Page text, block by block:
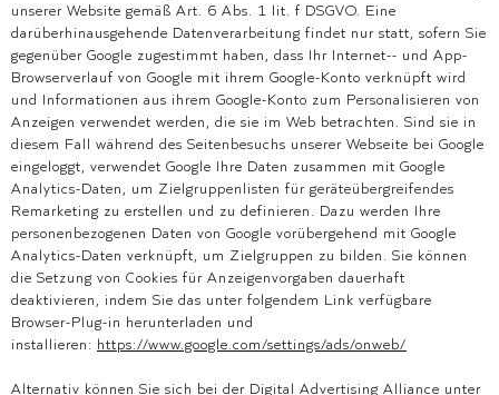
unserer Website gemäß Art. 6 Abs. 1 lit. f DSGVO. Eine
darüberhinausgehende Datenverarbeitung findet nur statt, sofern Sie
gegenüber Google zugestimmt haben, dass Ihr Internet-- und App-
Browserverlauf von Google mit ihrem Google-Konto verknüpft wird
und Informationen aus ihrem Google-Konto zum Personalisieren von
Anzeigen verwendet werden, die sie im Web betrachten. Sind sie in
diesem Fall während des Seitenbesuchs unserer Webseite bei Google
eingeloggt, verwendet Google Ihre Daten zusammen mit Google
Analytics-Daten, um Zielgruppenlisten für geräteübergreifendes
Remarketing zu erstellen und zu definieren. Dazu werden Ihre
personenbezogenen Daten von Google vorübergehend mit Google
Analytics-Daten verknüpft, um Zielgruppen zu bilden. Sie können
die Setzung von Cookies für Anzeigenvorgaben dauerhaft
deaktivieren, indem Sie das unter folgendem Link verfügbare
Browser-Plug-in herunterladen und
installieren: https://www.google.com/settings/ads/onweb/
Alternativ können Sie sich bei der Digital Advertising Alliance unter